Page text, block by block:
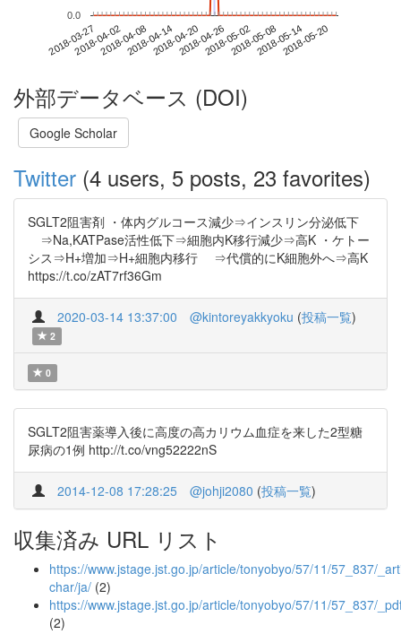
2018-03-272018-04-022018-04-082018-04-142018-04-202018-04-262018-05-022018-05-082018-05-142018-05-20
0.0
外部データベース (DOI)
Google Scholar
Twitter (4 users, 5 posts, 23 favorites)
SGLT2阻害剤 ・体内グルコース減少⇒インスリン分泌低下
⇒Na,KATPase活性低下⇒細胞内K移行減少⇒高K ・ケトー
シス⇒H+増加⇒H+細胞内移行 ⇒代償的にK細胞外へ⇒高K
https://t.co/zAT7rf36Gm
2020-03-14 13:37:00 @kintoreyakkyoku (投稿一覧)
2
0
SGLT2阻害薬導入後に高度の高カリウム血症を来した2型糖
尿病の1例 http://t.co/vng52222nS
2014-12-08 17:28:25 @johji2080 (投稿一覧)
収集済み URL リスト
https://www.jstage.jst.go.jp/article/tonyobyo/57/11/57_837/
char/ja/ (2)
https://www.jstage.jst.go.jp/article/tonyobyo/57/11/57_837/
(2)